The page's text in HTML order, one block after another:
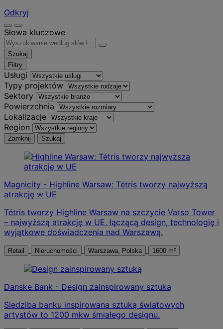
Odkryj
Słowa kluczowe
Szukaj
Filtry
Usługi
Typy projektów
Sektory
Powierzchnia
Lokalizacje
Region
Zamknij Szukaj
Magnicity - Highline Warsaw: Tétris tworzy najwyższą
atrakcję w UE
Tétris tworzy Highline Warsaw na szczycie Varso Tower
– najwyższą atrakcję w UE, łączącą design, technologię i
wyjątkowe doświadczenia nad Warszawą.
Retail Nieruchomości Warszawa, Polska 1600 m²
Danske Bank - Design zainspirowany sztuką
Siedziba banku inspirowana sztuką światowych
artystów to 1200 mkw śmiałego designu.